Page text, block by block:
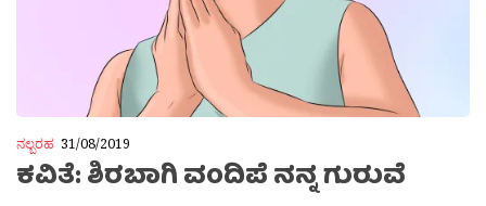
ನಲ್ಬರಹ 31/08/2019
ಕವಿತೆ: ಶಿರಬಾಗಿ ವಂದಿಪೆ ನನ್ನ ಗುರುವೆ